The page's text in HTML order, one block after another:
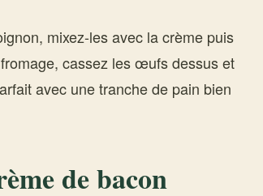
mixez-les avec la crème puis
cassez les œufs dessus et
avec une tranche de pain bien
de bacon